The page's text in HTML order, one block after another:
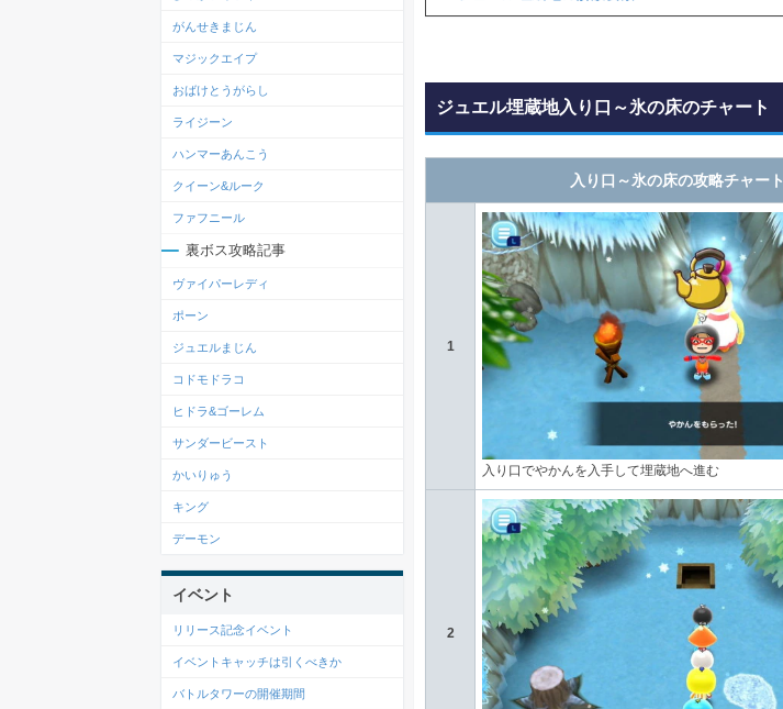
ジュエル埋蔵地入り口～氷の床のチャート
入り口～氷の床の攻略チャート
1
入り口でやかんを入手して埋蔵地へ進む
2
がんせきまじん
マジックエイプ
おばけとうがらし
ライジーン
ハンマーあんこう
クイーン&ルーク
ファフニール
裏ボス攻略記事
ヴァイパーレディ
ポーン
ジュエルまじん
コドモドラコ
ヒドラ&ゴーレム
サンダービースト
かいりゅう
キング
デーモン
イベント
リリース記念イベント
イベントキャッチは引くべきか
バトルタワーの開催期間